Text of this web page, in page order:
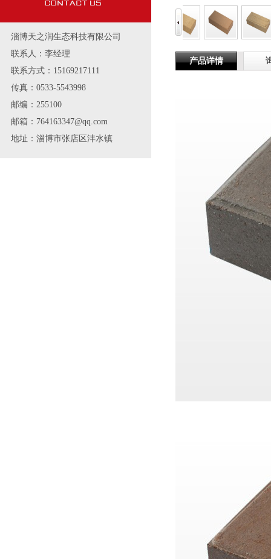
产品详情
淄博天之润生态科技有限公司
联系人：李经理
联系方式：15169217111
传真：0533-5543998
邮编：255100
邮箱：764163347@qq.com
地址：淄博市张店区沣水镇